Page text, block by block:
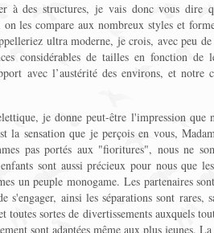
à des structures, je vais donc vous dire
on les compare aux nombreux styles et
ultra moderne, je crois, avec peu
considérables de tailles en fonction de
avec l’austérité des environs, et
je donne peut-être l'impression que
la sensation que je perçois en vous,
pas portés aux "fioritures", nous ne
sont aussi précieux pour nous que
un peuple monogame. Les partenaires
s'engager, ainsi les séparations sont
toutes sortes de divertissements auxquels
sont adaptées même aux plus jeunes.